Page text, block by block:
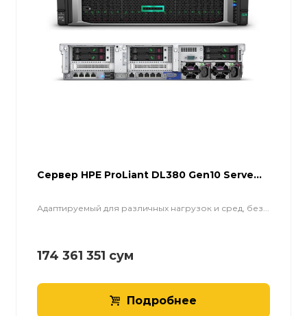
Cервер HPE ProLiant DL380 Gen10 Serve...
Адаптируемый для различных нагрузок и сред, без...
174 361 351 сум
Подробнее